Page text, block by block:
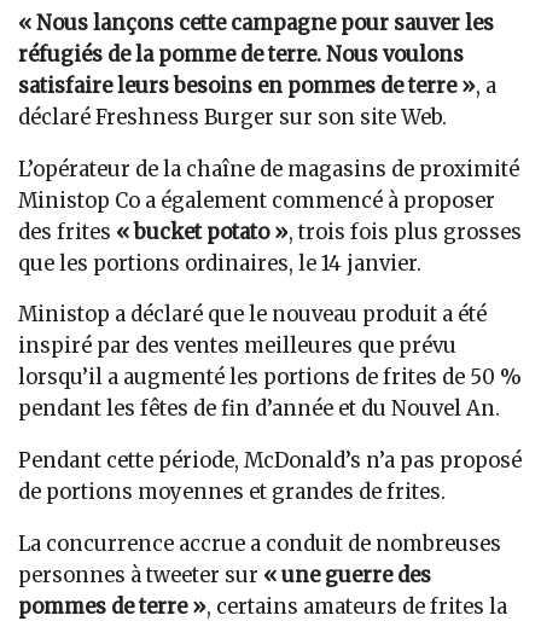
« Nous lançons cette campagne pour sauver les
réfugiés de la pomme de terre. Nous voulons
satisfaire leurs besoins en pommes de terre », a
déclaré Freshness Burger sur son site Web.
L’opérateur de la chaîne de magasins de proximité
Ministop Co a également commencé à proposer
des frites « bucket potato », trois fois plus grosses
que les portions ordinaires, le 14 janvier.
Ministop a déclaré que le nouveau produit a été
inspiré par des ventes meilleures que prévu
lorsqu’il a augmenté les portions de frites de 50 %
pendant les fêtes de fin d’année et du Nouvel An.
Pendant cette période, McDonald’s n’a pas proposé
de portions moyennes et grandes de frites.
La concurrence accrue a conduit de nombreuses
personnes à tweeter sur « une guerre des
pommes de terre », certains amateurs de frites la